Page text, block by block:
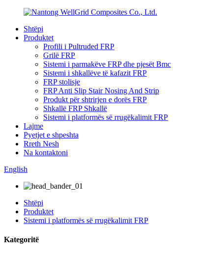
Shtëpi
Produktet
Profili i Pultruded FRP
Grilë FRP
Sistemi i parmakëve FRP dhe pjesët Bmc
Sistemi i shkallëve të kafazit FRP
FRP stolisje
FRP Anti Slip Stair Nosing And Strip
Produkt për shtrirjen e dorës FRP
Shkallë FRP Shkallë
Sistemi i platformës së rrugëkalimit FRP
Lajme
Pyetjet e shpeshta
Rreth Nesh
Na kontaktoni
English
Shtëpi
Produktet
Sistemi i platformës së rrugëkalimit FRP
Kategoritë